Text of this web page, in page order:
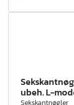
ubeh. L-
Sekskantnøgler